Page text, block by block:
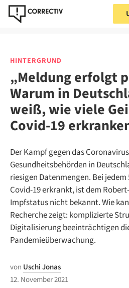
HINTERGRUND
„Meldung erfolgt
Warum in
weiß, wie viele
Covid-19
Der Kampf gegen das
Gesundheitsbehörden in
riesigen Datenmengen. Bei jedem
Covid-19 erkrankt, ist dem
Impfstatus nicht bekannt. Wie
Recherche zeigt: komplizierte
Digitalisierung beeinträchtigen
Pandemieüberwachung.
von Uschi Jonas
12. November 2021